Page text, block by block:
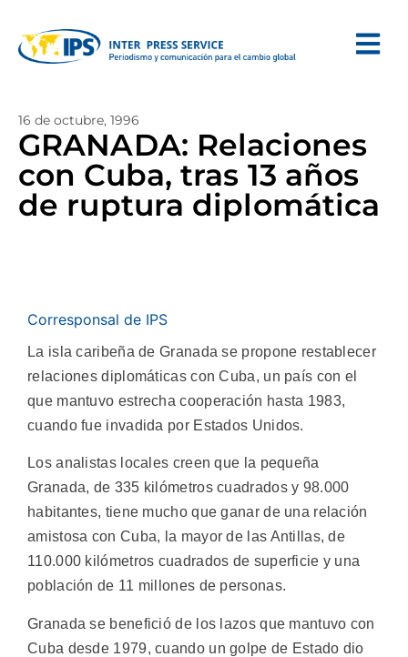
16 de octubre, 1996
GRANADA: Relaciones
con Cuba, tras 13 años
de ruptura diplomática
Corresponsal de IPS
La isla caribeña de Granada se propone restablecer
relaciones diplomáticas con Cuba, un país con el
que mantuvo estrecha cooperación hasta 1983,
cuando fue invadida por Estados Unidos.
Los analistas locales creen que la pequeña
Granada, de 335 kilómetros cuadrados y 98.000
habitantes, tiene mucho que ganar de una relación
amistosa con Cuba, la mayor de las Antillas, de
110.000 kilómetros cuadrados de superficie y una
población de 11 millones de personas.
Granada se benefició de los lazos que mantuvo con
Cuba desde 1979, cuando un golpe de Estado dio